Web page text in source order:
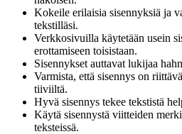
Kokeile erilaisia sisennyksiä ja
tekstilläsi.
Verkkosivuilla käytetään usein
erottamiseen toisistaan.
Sisennykset auttavat lukijaa
Varmista, että sisennys on
tiiviiltä.
Hyvä sisennys tekee tekstistä
Käytä sisennystä viitteiden
teksteissä.